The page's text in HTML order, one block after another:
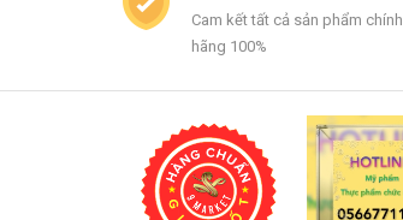
Cam kết tất cả sản phẩm chính
hãng 100%